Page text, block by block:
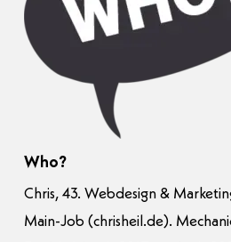
Who?
Chris, 43. Webdesign &
Main-Job (chrisheil.de).